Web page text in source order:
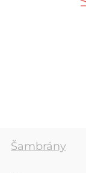
Šambrány